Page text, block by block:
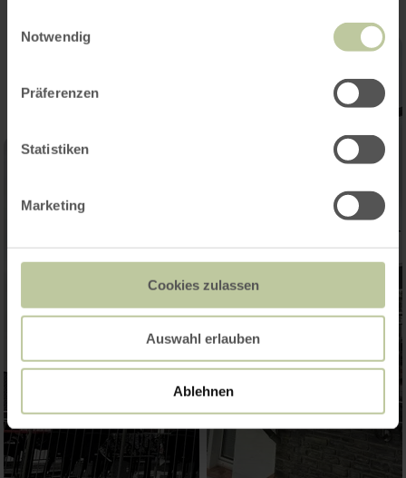
Notwendig
Präferenzen
Statistiken
Marketing
Cookies zulassen
Auswahl erlauben
Ablehnen